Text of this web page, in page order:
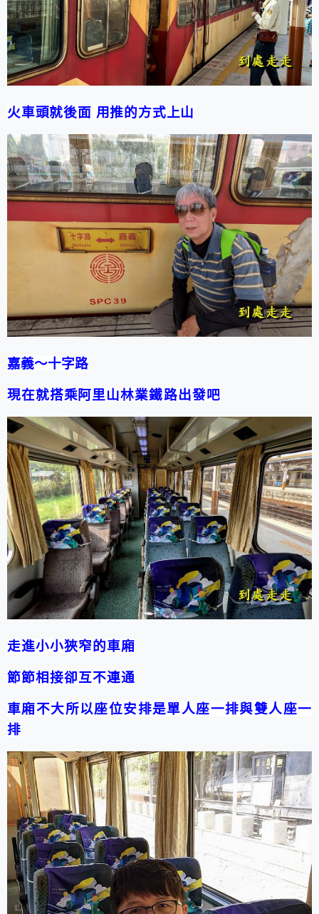
火車頭就後面 用推的方式上山
嘉義～十字路
現在就搭乘阿里山林業鐵路出發吧
走進小小狹窄的車廂
節節相接卻互不連通
車廂不大所以座位安排是單人座一排與雙人座一
排